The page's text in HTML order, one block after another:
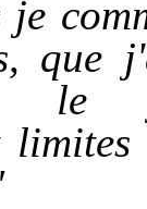
que
le